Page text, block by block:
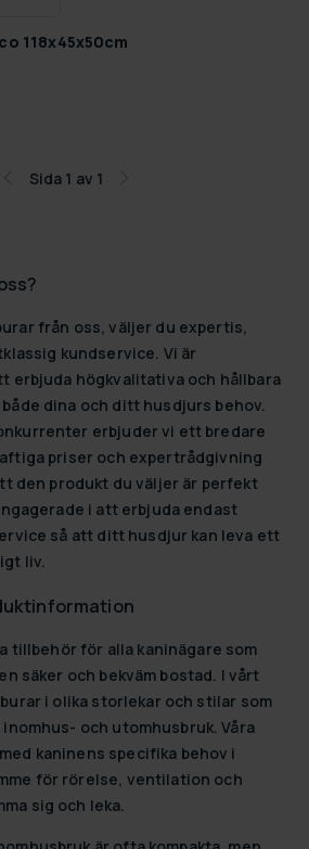
118x45x50cm
Sida 1 av 1
från oss, väljer du expertis,
kundservice. Vi är
erbjuda högkvalitativa och hållbara
dina och ditt husdjurs behov.
erbjuder vi ett bredare
priser och expertrådgivning
den produkt du väljer är perfekt
i att erbjuda endast
så att ditt husdjur kan leva ett
liv.
tillbehör för alla kaninägare som
säker och bekväm bostad. I vårt
i olika storlekar och stilar som
och utomhusbruk. Våra
kaninens specifika behov i
för rörelse, ventilation och
sig och leka.